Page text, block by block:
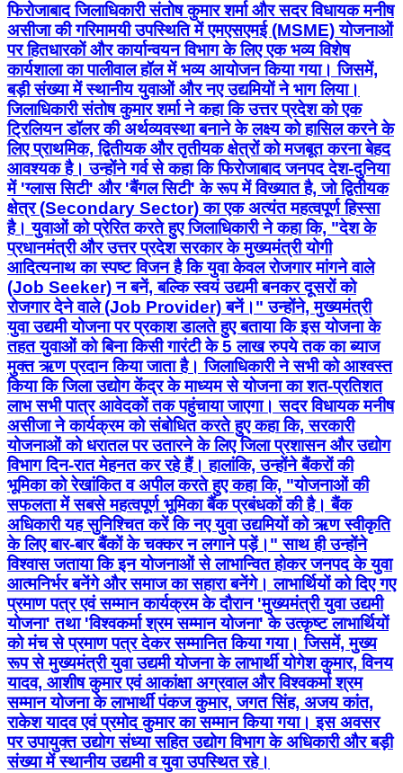
फिरोजाबाद जिलाधिकारी संतोष कुमार शर्मा और सदर विधायक मनीष
असीजा की गरिमामयी उपस्थिति में एमएसएमई (MSME) योजनाओं
पर हितधारकों और कार्यान्वयन विभाग के लिए एक भव्य विशेष
कार्यशाला का पालीवाल हॉल में भव्य आयोजन किया गया। जिसमें,
बड़ी संख्या में स्थानीय युवाओं और नए उद्यमियों ने भाग लिया।
जिलाधिकारी संतोष कुमार शर्मा ने कहा कि उत्तर प्रदेश को एक
ट्रिलियन डॉलर की अर्थव्यवस्था बनाने के लक्ष्य को हासिल करने के
लिए प्राथमिक, द्वितीयक और तृतीयक क्षेत्रों को मजबूत करना बेहद
आवश्यक है। उन्होंने गर्व से कहा कि फिरोजाबाद जनपद देश-दुनिया
में 'ग्लास सिटी' और 'बैंगल सिटी' के रूप में विख्यात है, जो द्वितीयक
क्षेत्र (Secondary Sector) का एक अत्यंत महत्वपूर्ण हिस्सा
है। युवाओं को प्रेरित करते हुए जिलाधिकारी ने कहा कि, "देश के
प्रधानमंत्री और उत्तर प्रदेश सरकार के मुख्यमंत्री योगी
आदित्यनाथ का स्पष्ट विजन है कि युवा केवल रोजगार मांगने वाले
(Job Seeker) न बनें, बल्कि स्वयं उद्यमी बनकर दूसरों को
रोजगार देने वाले (Job Provider) बनें।" उन्होंने, मुख्यमंत्री
युवा उद्यमी योजना पर प्रकाश डालते हुए बताया कि इस योजना के
तहत युवाओं को बिना किसी गारंटी के 5 लाख रुपये तक का ब्याज
मुक्त ऋण प्रदान किया जाता है। जिलाधिकारी ने सभी को आश्वस्त
किया कि जिला उद्योग केंद्र के माध्यम से योजना का शत-प्रतिशत
लाभ सभी पात्र आवेदकों तक पहुंचाया जाएगा। सदर विधायक मनीष
असीजा ने कार्यक्रम को संबोधित करते हुए कहा कि, सरकारी
योजनाओं को धरातल पर उतारने के लिए जिला प्रशासन और उद्योग
विभाग दिन-रात मेहनत कर रहे हैं। हालांकि, उन्होंने बैंकरों की
भूमिका को रेखांकित व अपील करते हुए कहा कि, "योजनाओं की
सफलता में सबसे महत्वपूर्ण भूमिका बैंक प्रबंधकों की है। बैंक
अधिकारी यह सुनिश्चित करें कि नए युवा उद्यमियों को ऋण स्वीकृति
के लिए बार-बार बैंकों के चक्कर न लगाने पड़ें।" साथ ही उन्होंने
विश्वास जताया कि इन योजनाओं से लाभान्वित होकर जनपद के युवा
आत्मनिर्भर बनेंगे और समाज का सहारा बनेंगे। लाभार्थियों को दिए गए
प्रमाण पत्र एवं सम्मान कार्यक्रम के दौरान 'मुख्यमंत्री युवा उद्यमी
योजना' तथा 'विश्वकर्मा श्रम सम्मान योजना' के उत्कृष्ट लाभार्थियों
को मंच से प्रमाण पत्र देकर सम्मानित किया गया। जिसमें, मुख्य
रूप से मुख्यमंत्री युवा उद्यमी योजना के लाभार्थी योगेश कुमार, विनय
यादव, आशीष कुमार एवं आकांक्षा अग्रवाल और विश्वकर्मा श्रम
सम्मान योजना के लाभार्थी पंकज कुमार, जगत सिंह, अजय कांत,
राकेश यादव एवं प्रमोद कुमार का सम्मान किया गया। इस अवसर
पर उपायुक्त उद्योग संध्या सहित उद्योग विभाग के अधिकारी और बड़ी
संख्या में स्थानीय उद्यमी व युवा उपस्थित रहे।